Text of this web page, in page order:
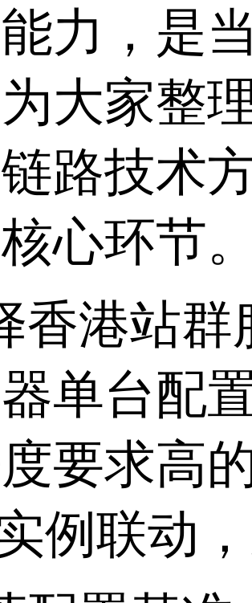
力，是
大家整
路技术
心环节
香港站群
单台配
要求高
例联动